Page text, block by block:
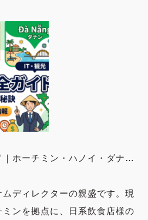
ホーチミン・ハノイ・ダナ…
ディレクターの親盛です。現
ンを拠点に、日系飲食店様の